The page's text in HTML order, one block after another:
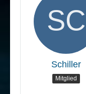
Schiller
Mitglied